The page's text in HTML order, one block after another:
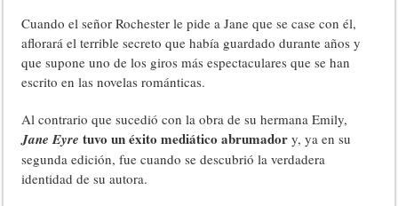
Cuando el señor Rochester le pide a Jane que se case con él,
aflorará el terrible secreto que había guardado durante años y
que supone uno de los giros más espectaculares que se han
escrito en las novelas románticas.
Al contrario que sucedió con la obra de su hermana Emily,
Jane Eyre tuvo un éxito mediático abrumador y, ya en su
segunda edición, fue cuando se descubrió la verdadera
identidad de su autora.